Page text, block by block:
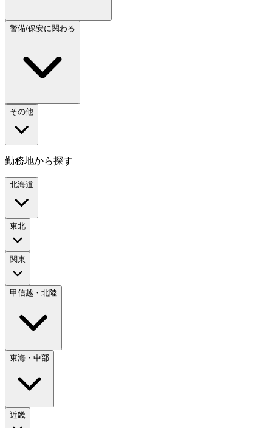
警備/保安に関わる
その他
勤務地から探す
北海道
東北
関東
甲信越・北陸
東海・中部
近畿